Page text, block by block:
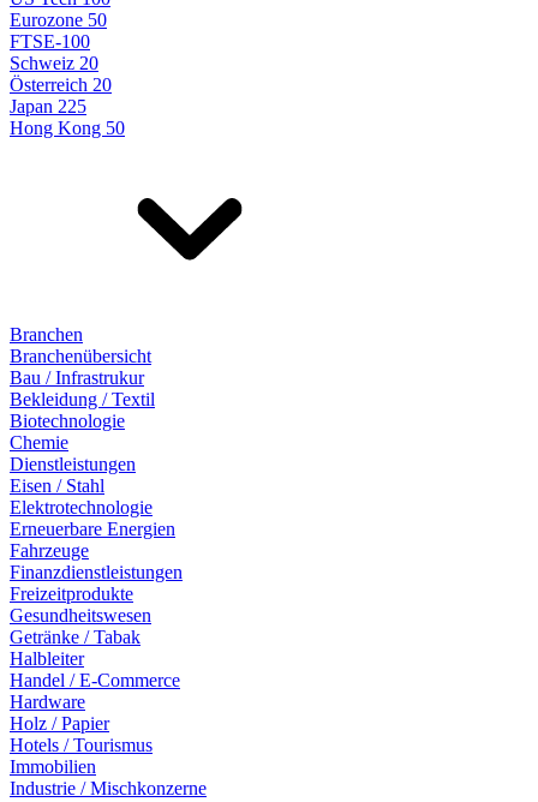
Eurozone 50
FTSE-100
Schweiz 20
Österreich 20
Japan 225
Hong Kong 50
Branchen
Branchenübersicht
Bau / Infrastrukur
Bekleidung / Textil
Biotechnologie
Chemie
Dienstleistungen
Eisen / Stahl
Elektrotechnologie
Erneuerbare Energien
Fahrzeuge
Finanzdienstleistungen
Freizeitprodukte
Gesundheitswesen
Getränke / Tabak
Halbleiter
Handel / E-Commerce
Hardware
Holz / Papier
Hotels / Tourismus
Immobilien
Industrie / Mischkonzerne